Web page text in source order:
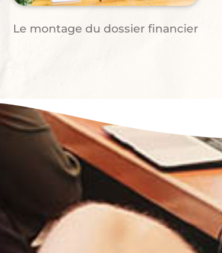
Le montage du dossier financier